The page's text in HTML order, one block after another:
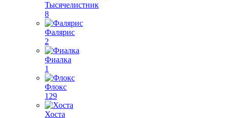
Тысячелистник
8
Фалярис
2
Фиалка
1
Флокс
129
Хоста